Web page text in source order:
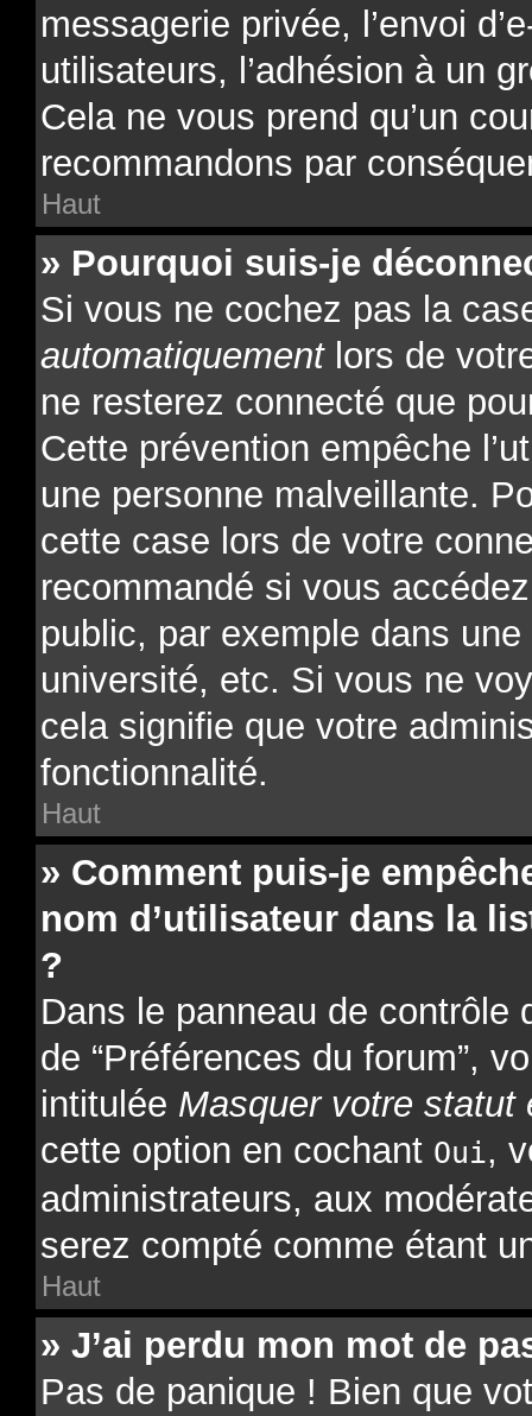
messagerie privée, l’envoi
utilisateurs, l’adhésion à un
Cela ne vous prend qu’un
recommandons par
Haut
» Pourquoi suis-je
Si vous ne cochez pas la
automatiquementlors de
ne resterez connecté que
Cette prévention empêche
une personne malveillante.
cette case lors de votre
recommandé si vous
public, par exemple dans
université, etc. Si vous ne
cela signifie que votre
fonctionnalité.
Haut
» Comment puis-je
nom d’utilisateur dans la
?
Dans le panneau de contrôle
de “Préférences du forum”,
intitulée Masquer votre statut
cette option en cochant Oui,
administrateurs, aux
serez compté comme étant
Haut
» J’ai perdu mon mot de
Pas de panique ! Bien que